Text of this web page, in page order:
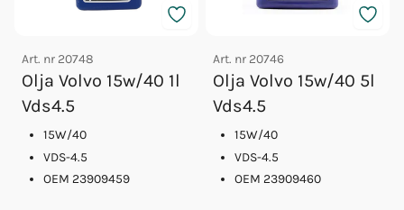
Art. nr 20748
Olja Volvo 15w/40 1l
Vds4.5
15W/40
VDS-4.5
OEM 23909459
Art. nr 20746
Olja Volvo 15w/40 5l
Vds4.5
15W/40
VDS-4.5
OEM 23909460